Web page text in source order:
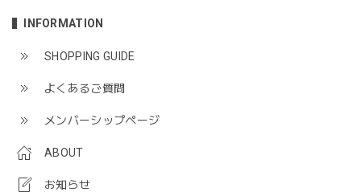
INFORMATION
SHOPPING GUIDE
よくあるご質問
メンバーシップページ
ABOUT
お知らせ